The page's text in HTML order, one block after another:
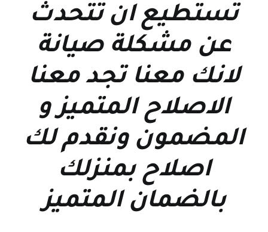
تستطيع ان تتحدث
عن مشكلة صيانة
لانك معنا تجد معنا
الاصلاح المتميز و
المضمون ونقدم لك
اصلاح بمنزلك
بالضمان المتميز